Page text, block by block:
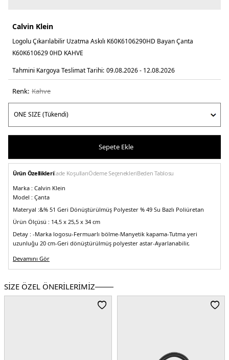
Calvin Klein
Logolu Çıkarılabilir Uzatma Askılı K60K6106290HD Bayan Çanta
K60K610629 0HD KAHVE
Tahmini Kargoya Teslimat Tarihi: 09.08.2026 - 12.08.2026
Renk: kahve
Sepete Ekle
Ürün Özellikleriİade KoşullarıÖdeme SeçenekleriBeden Tablosu
Marka : Calvin Klein
Model : Çanta
Materyal :&% 51 Geri Dönüştürülmüş Polyester % 49 Su Bazlı Poliüretan
Ürün Ölçüsü : 14,5 x 25,5 x 34 cm
Detay : -Marka logosu-Fermuarlı bölme-Manyetik kapama-Tutma yeri
uzunluğu 20 cm-Geri dönüştürülmüş polyester astar-Ayarlanabilir,
Devamını Gör
SİZE ÖZEL ÖNERİLERİMİZ